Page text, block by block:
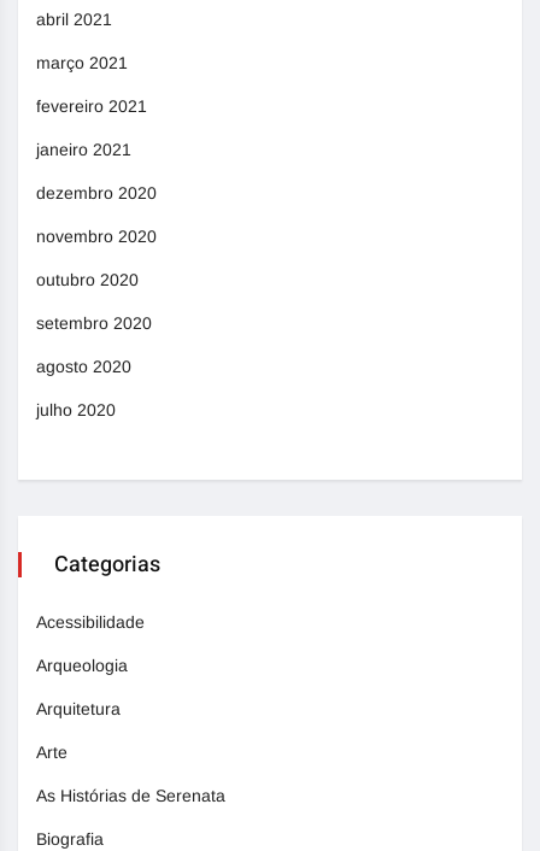
abril 2021
março 2021
fevereiro 2021
janeiro 2021
dezembro 2020
novembro 2020
outubro 2020
setembro 2020
agosto 2020
julho 2020
Categorias
Acessibilidade
Arqueologia
Arquitetura
Arte
As Histórias de Serenata
Biografia